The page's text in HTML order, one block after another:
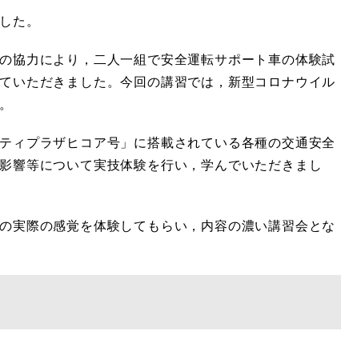
た。
力により，二人一組で安全運転サポート車の体験試
いただきました。今回の講習では，新型コロナウイル
プラザヒコア号」に搭載されている各種の交通安全
響等について実技体験を行い，学んでいただきまし
際の感覚を体験してもらい，内容の濃い講習会とな